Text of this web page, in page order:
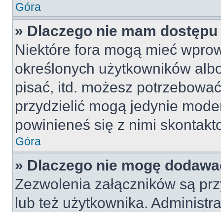
Góra
» Dlaczego nie mam
Niektóre fora mogą mieć
określonych użytkowników
pisać, itd. możesz
przydzielić mogą jedynie
powinieneś się z nimi
Góra
» Dlaczego nie mogę
Zezwolenia załączników są
lub też użytkownika.